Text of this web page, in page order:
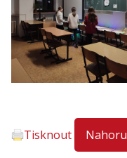
Tisknout Nahoru